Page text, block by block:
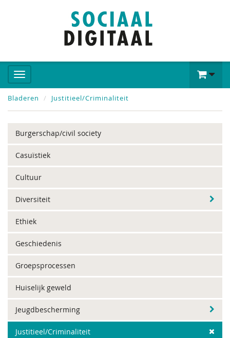
Bladeren Justitieel/Criminaliteit
Burgerschap/civil society
Casuïstiek
Cultuur
Diversiteit
Ethiek
Geschiedenis
Groepsprocessen
Huiselijk geweld
Jeugdbescherming
Justitieel/Criminaliteit